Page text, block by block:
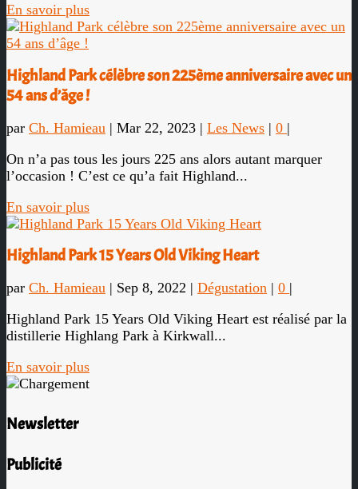
En savoir plus
Highland Park célèbre son 225ème anniversaire avec un
54 ans d’âge !
par Ch. Hamieau | Mar 22, 2023 | Les News | 0 |
On n’a pas tous les jours 225 ans alors autant marquer
l’occasion ! C’est ce qu’a fait Highland...
En savoir plus
Highland Park 15 Years Old Viking Heart
par Ch. Hamieau | Sep 8, 2022 | Dégustation | 0 |
Highland Park 15 Years Old Viking Heart est réalisé par la
distillerie Highlang Park à Kirkwall...
En savoir plus
Newsletter
Publicité